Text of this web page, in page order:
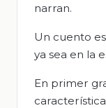
narran.
Un cuento
ya sea en la
En primer